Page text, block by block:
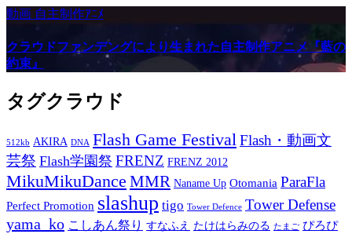
動画 自主制作ｱﾆﾒ
クラウドファンデングにより生まれた自主制作アニメ『藍の
約束』
タグクラウド
512kb AKIRA DNA Flash Game FestivalFlash・動画文
芸祭 Flash学園祭 FRENZ FRENZ 2012
MikuMikuDance MMR Naname Up Otomania ParaFla
Perfect Promotion slashup tigo Tower Defence Tower Defense
yama_ko こしあん祭り すなふえ たけはらみのる たまご ぴろぴ